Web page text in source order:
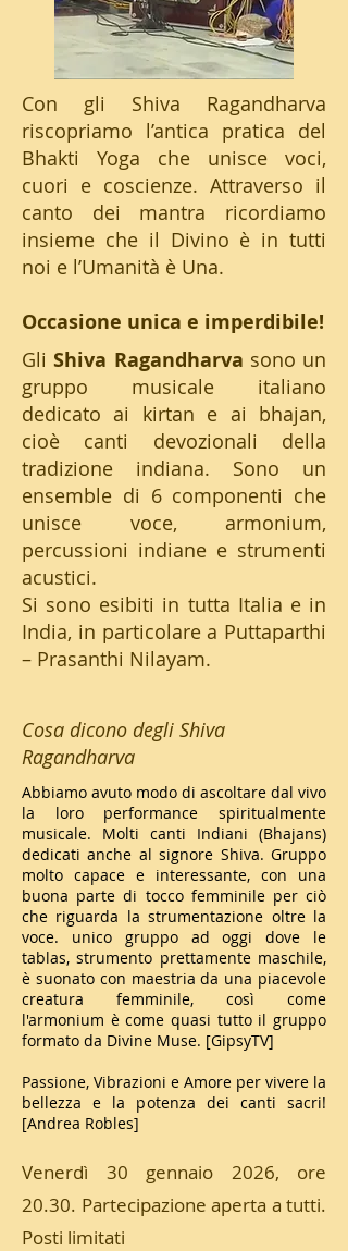
Con gli Shiva Ragandharva
riscopriamo l’antica pratica del
Bhakti Yoga che unisce voci,
cuori e coscienze. Attraverso il
canto dei mantra ricordiamo
insieme che il Divino è in tutti
noi e l’Umanità è Una.
Occasione unica e imperdibile!
GliShiva Ragandharva sono un
gruppo musicale italiano
dedicato ai kirtan e ai bhajan,
cioè canti devozionali della
tradizione indiana. Sono un
ensemble di 6 componenti che
unisce voce, armonium,
percussioni indiane e strumenti
acustici.
Si sono esibiti in tutta Italia e in
India, in particolare a Puttaparthi
– Prasanthi Nilayam.
Cosa dicono degli Shiva
Ragandharva
Abbiamo avuto modo di ascoltare dal vivo
la loro performance spiritualmente
musicale. Molti canti Indiani (Bhajans)
dedicati anche al signore Shiva. Gruppo
molto capace e interessante, con una
buona parte di tocco femminile per ciò
che riguarda la strumentazione oltre la
voce. unico gruppo ad oggi dove le
tablas, strumento prettamente maschile,
è suonato con maestria da una piacevole
creatura femminile, così come
l'armonium è come quasi tutto il gruppo
formato da Divine Muse. [GipsyTV]
Passione, Vibrazioni e Amore per vivere la
bellezza e la potenza dei canti sacri!
[Andrea Robles]
Venerdì 30 gennaio 2026, ore
20.30. Partecipazione aperta a tutti.
Posti limitati